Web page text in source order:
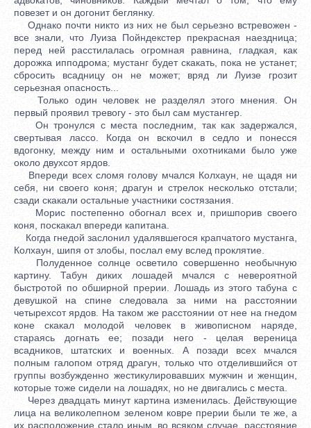
повезет и он догонит беглянку.
Однако почти никто из них не был серьезно встревожен -
все знали, что Луиза Пойндекстер прекрасная наездница;
перед ней расстилалась огромная равнина, гладкая, как
дорожка ипподрома; мустанг будет скакать, пока не устанет;
сбросить всадницу он не может; вряд ли Луизе грозит
серьезная опасность...
Только один человек не разделял этого мнения. Он
первый проявил тревогу - это был сам мустангер.
Он тронулся с места последним, так как задержался,
свертывая лассо. Когда он вскочил в седло и понесся
вдогонку, между ним и остальными охотниками было уже
около двухсот ярдов.
Впереди всех сломя голову мчался Колхаун, не щадя ни
себя, ни своего коня; драгун и стрелок несколько отстали;
сзади скакали остальные участники состязания.
Морис постепенно обогнал всех и, пришпорив своего
коня, поскакал впереди капитана.
Когда гнедой заслонил удалявшегося крапчатого мустанга,
Колхаун, шипя от злобы, послал ему вслед проклятие.
Полуденное солнце осветило совершенно необычную
картину. Табун диких лошадей мчался с невероятной
быстротой по обширной прерии. Лошадь из этого табуна с
девушкой на спине следовала за ними на расстоянии
четырехсот ярдов. На таком же расстоянии от нее на гнедом
коне скакал молодой человек в живописном наряде,
стараясь догнать ее; позади него - целая вереница
всадников, штатских и военных. А позади всех мчался
полным галопом отряд драгун, только что отделившийся от
группы возбужденно жестикулировавших мужчин и женщин,
которые тоже сидели на лошадях, но не двигались с места.
Через двадцать минут картина изменилась. Действующие
лица на великолепном зеленом ковре прерии были те же, а
их расположение стало иным, во всяком случае, расстояние